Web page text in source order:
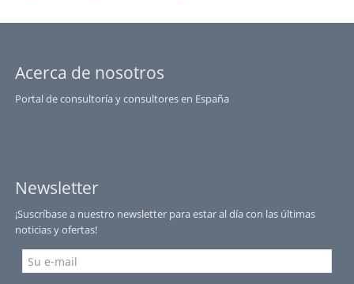
Acerca de nosotros
Portal de consultoría y consultores en España
Newsletter
¡Suscríbase a nuestro newsletter para estar al día con las últimas
noticias y ofertas!